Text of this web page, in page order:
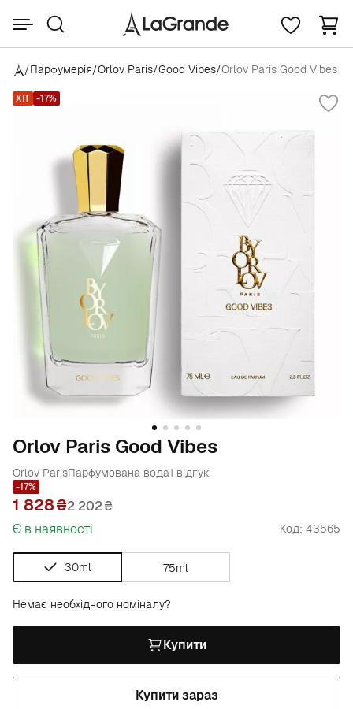
/Парфумерія/Orlov Paris/Good Vibes/Orlov Paris Good Vibes
ХІТ -17%
Orlov Paris Good Vibes
Orlov ParisПарфумована вода1 відгук
-17%
1 828 2 202₴
Є в наявності
Код: 43565
30ml 75ml
Немає необхідного номіналу?
Купити
Купити зараз